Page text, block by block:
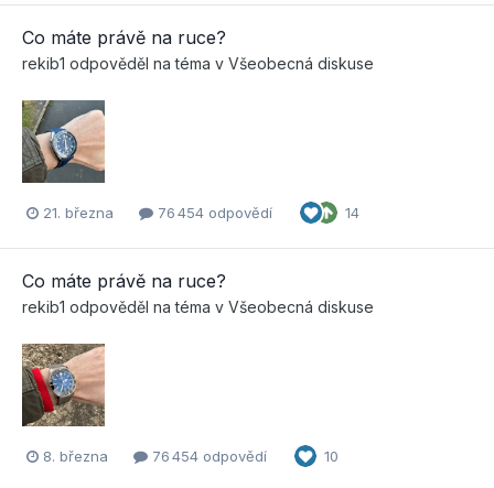
Co máte právě na ruce?
rekib1 odpověděl na téma v Všeobecná diskuse
21. března 76 454 odpovědí 14
Co máte právě na ruce?
rekib1 odpověděl na téma v Všeobecná diskuse
8. března 76 454 odpovědí 10